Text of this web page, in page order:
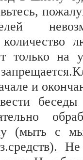
количество
только на
и
(мыть с